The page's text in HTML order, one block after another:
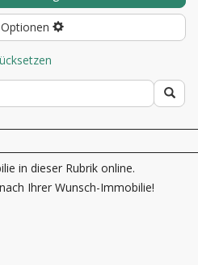
in dieser Rubrik online.
Ihrer Wunsch-Immobilie!